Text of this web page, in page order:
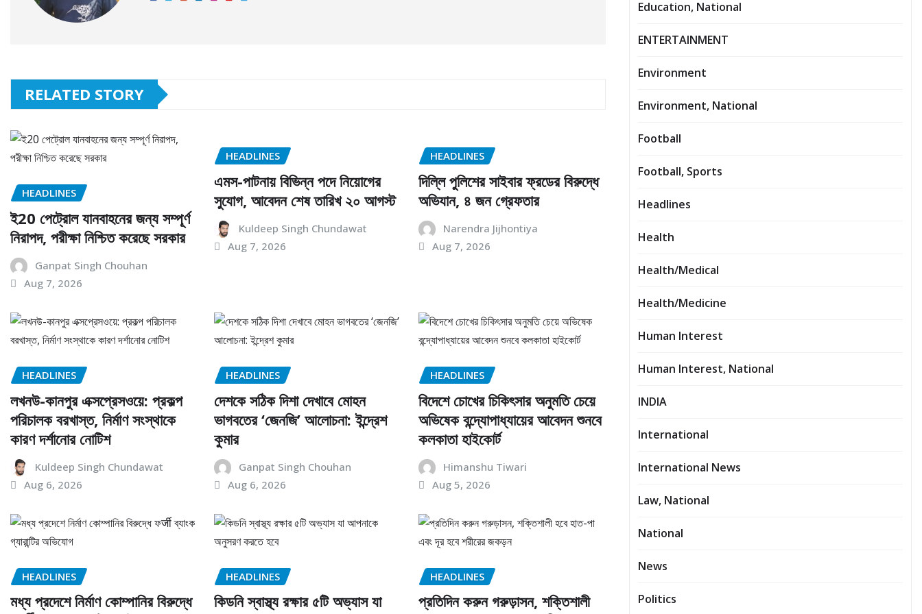
RELATED STORY
HEADLINES
ই20 পেট্রোল যানবাহনের জন্য সম্পূর্ণ
নিরাপদ, পরীক্ষা নিশ্চিত করেছে সরকার
Ganpat Singh Chouhan
Aug 7, 2026
HEADLINES
এমস-পাটনায় বিভিন্ন পদে নিয়োগের
সুযোগ, আবেদন শেষ তারিখ ২০ আগস্ট
Kuldeep Singh Chundawat
Aug 7, 2026
HEADLINES
দিল্লি পুলিশের সাইবার ফ্রডের বিরুদ্ধে
অভিযান, ৪ জন গ্রেফতার
Narendra Jijhontiya
Aug 7, 2026
HEADLINES
লখনউ-কানপুর এক্সপ্রেসওয়ে: প্রকল্প
পরিচালক বরখাস্ত, নির্মাণ সংস্থাকে
কারণ দর্শানোর নোটিশ
Kuldeep Singh Chundawat
Aug 6, 2026
HEADLINES
দেশকে সঠিক দিশা দেখাবে মোহন
ভাগবতের ‘জেনজি’ আলোচনা: ইন্দ্রেশ
কুমার
Ganpat Singh Chouhan
Aug 6, 2026
HEADLINES
বিদেশে চোখের চিকিৎসার অনুমতি চেয়ে
অভিষেক বন্দ্যোপাধ্যায়ের আবেদন শুনবে
কলকাতা হাইকোর্ট
Himanshu Tiwari
Aug 5, 2026
HEADLINES
মধ্য প্রদেশে নির্মাণ কোম্পানির বিরুদ্ধে
HEADLINES
কিডনি স্বাস্থ্য রক্ষার ৫টি অভ্যাস যা
HEADLINES
প্রতিদিন করুন গরুড়াসন, শক্তিশালী
Education, National
ENTERTAINMENT
Environment
Environment, National
Football
Football, Sports
Headlines
Health
Health/Medical
Health/Medicine
Human Interest
Human Interest, National
INDIA
International
International News
Law, National
National
News
Politics